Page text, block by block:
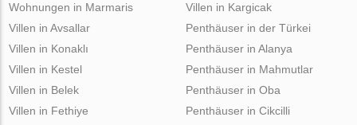
Wohnungen in Marmaris
Villen in Kargicak
Villen in Avsallar
Villen in Konaklı
Villen in Kestel
Villen in Belek
Villen in Fethiye
Penthäuser in der Türkei
Penthäuser in Alanya
Penthäuser in Mahmutlar
Penthäuser in Oba
Penthäuser in Cikcilli